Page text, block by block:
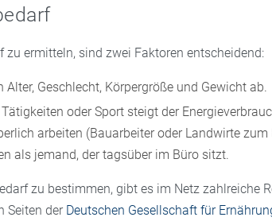
zu ermitteln, sind zwei Faktoren entscheidend:
Geschlecht, Körpergröße und Gewicht ab.
oder Sport steigt der
arbeiten (Bauarbeiter oder Landwirte zum
als jemand, der tagsüber im Büro sitzt.
zu bestimmen, gibt es im Netz zahlreiche
Seiten der Deutschen Gesellschaft für